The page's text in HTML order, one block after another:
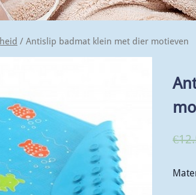
/ Antislip badmat klein met dier motieven
€